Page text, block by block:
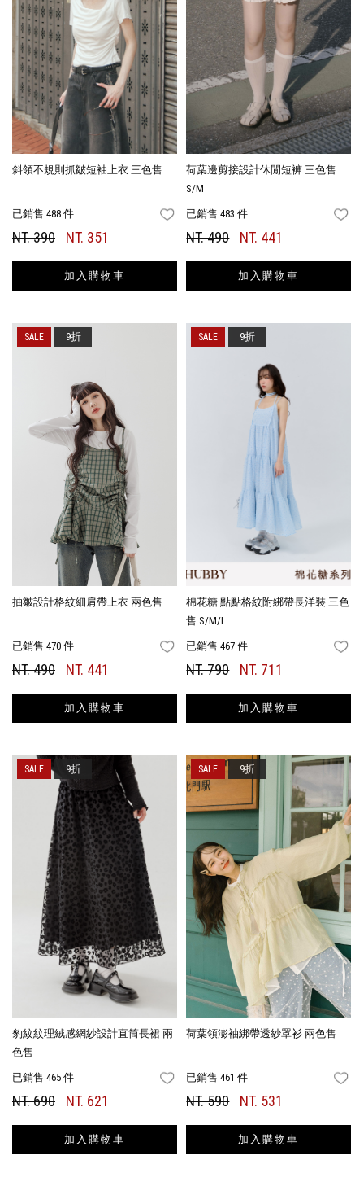
斜領不規則抓皺短袖上衣 三色售
已銷售 488 件 FAVORITES
NT. 390 NT. 351
加入購物車
荷葉邊剪接設計休閒短褲 三色售
S/M
已銷售 483 件
NT. 490 NT. 441
加入購物車
抽皺設計格紋細肩帶上衣 兩色售
已銷售 470 件 FAVORITES
NT. 490 NT. 441
加入購物車
9折
棉花糖 點點格紋附綁帶長洋裝 三色
售 S/M/L
已銷售 467 件
NT. 790 NT. 711
加入購物車
9折
豹紋紋理絨感網紗設計直筒長裙 兩
色售
已銷售 465 件 FAVORITES
NT. 690 NT. 621
加入購物車
9折
荷葉領澎袖綁帶透紗罩衫 兩色售
已銷售 461 件
NT. 590 NT. 531
加入購物車
9折